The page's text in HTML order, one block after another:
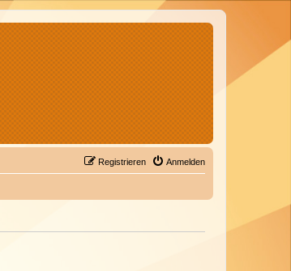
Anmelden
Registrieren